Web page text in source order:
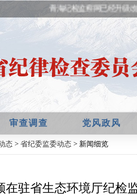
青海纪检监察网已经升级
审查调查 党风政风
态 > 省纪委监委动态 > 新闻细览
在驻省生态环境厅纪检